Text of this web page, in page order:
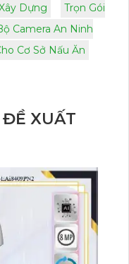
Dựng
Trọn Gói
Camera An Ninh
Cơ Sở Nấu Ăn
ĐỀ XUẤT